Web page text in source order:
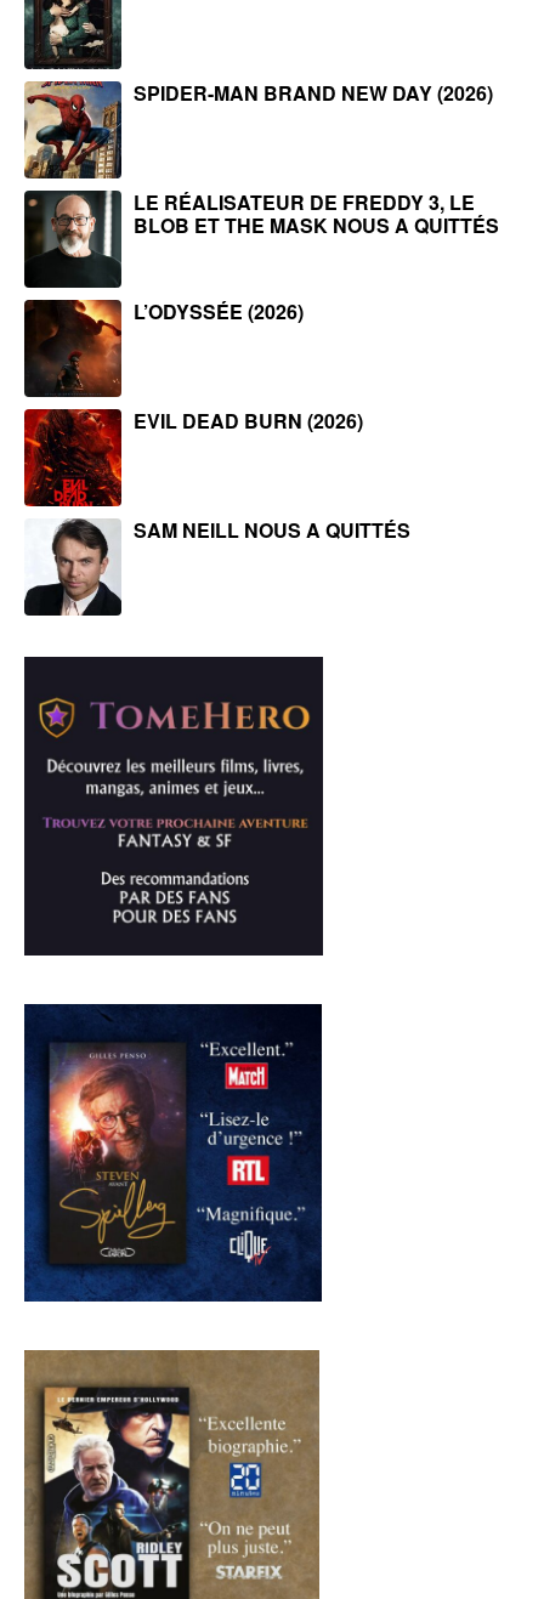
SPIDER-MAN BRAND NEW DAY (2026)
LE RÉALISATEUR DE FREDDY 3, LE
BLOB ET THE MASK NOUS A QUITTÉS
L’ODYSSÉE (2026)
EVIL DEAD BURN (2026)
SAM NEILL NOUS A QUITTÉS